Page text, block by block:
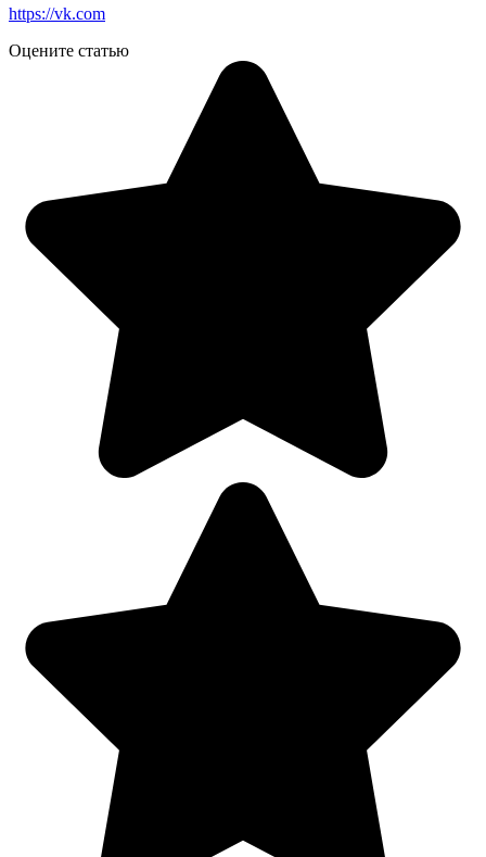
https://vk.com
Оцените статью